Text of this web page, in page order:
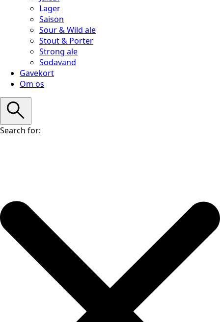
Lager
Saison
Sour & Wild ale
Stout & Porter
Strong ale
Sodavand
Gavekort
Om os
Search for: